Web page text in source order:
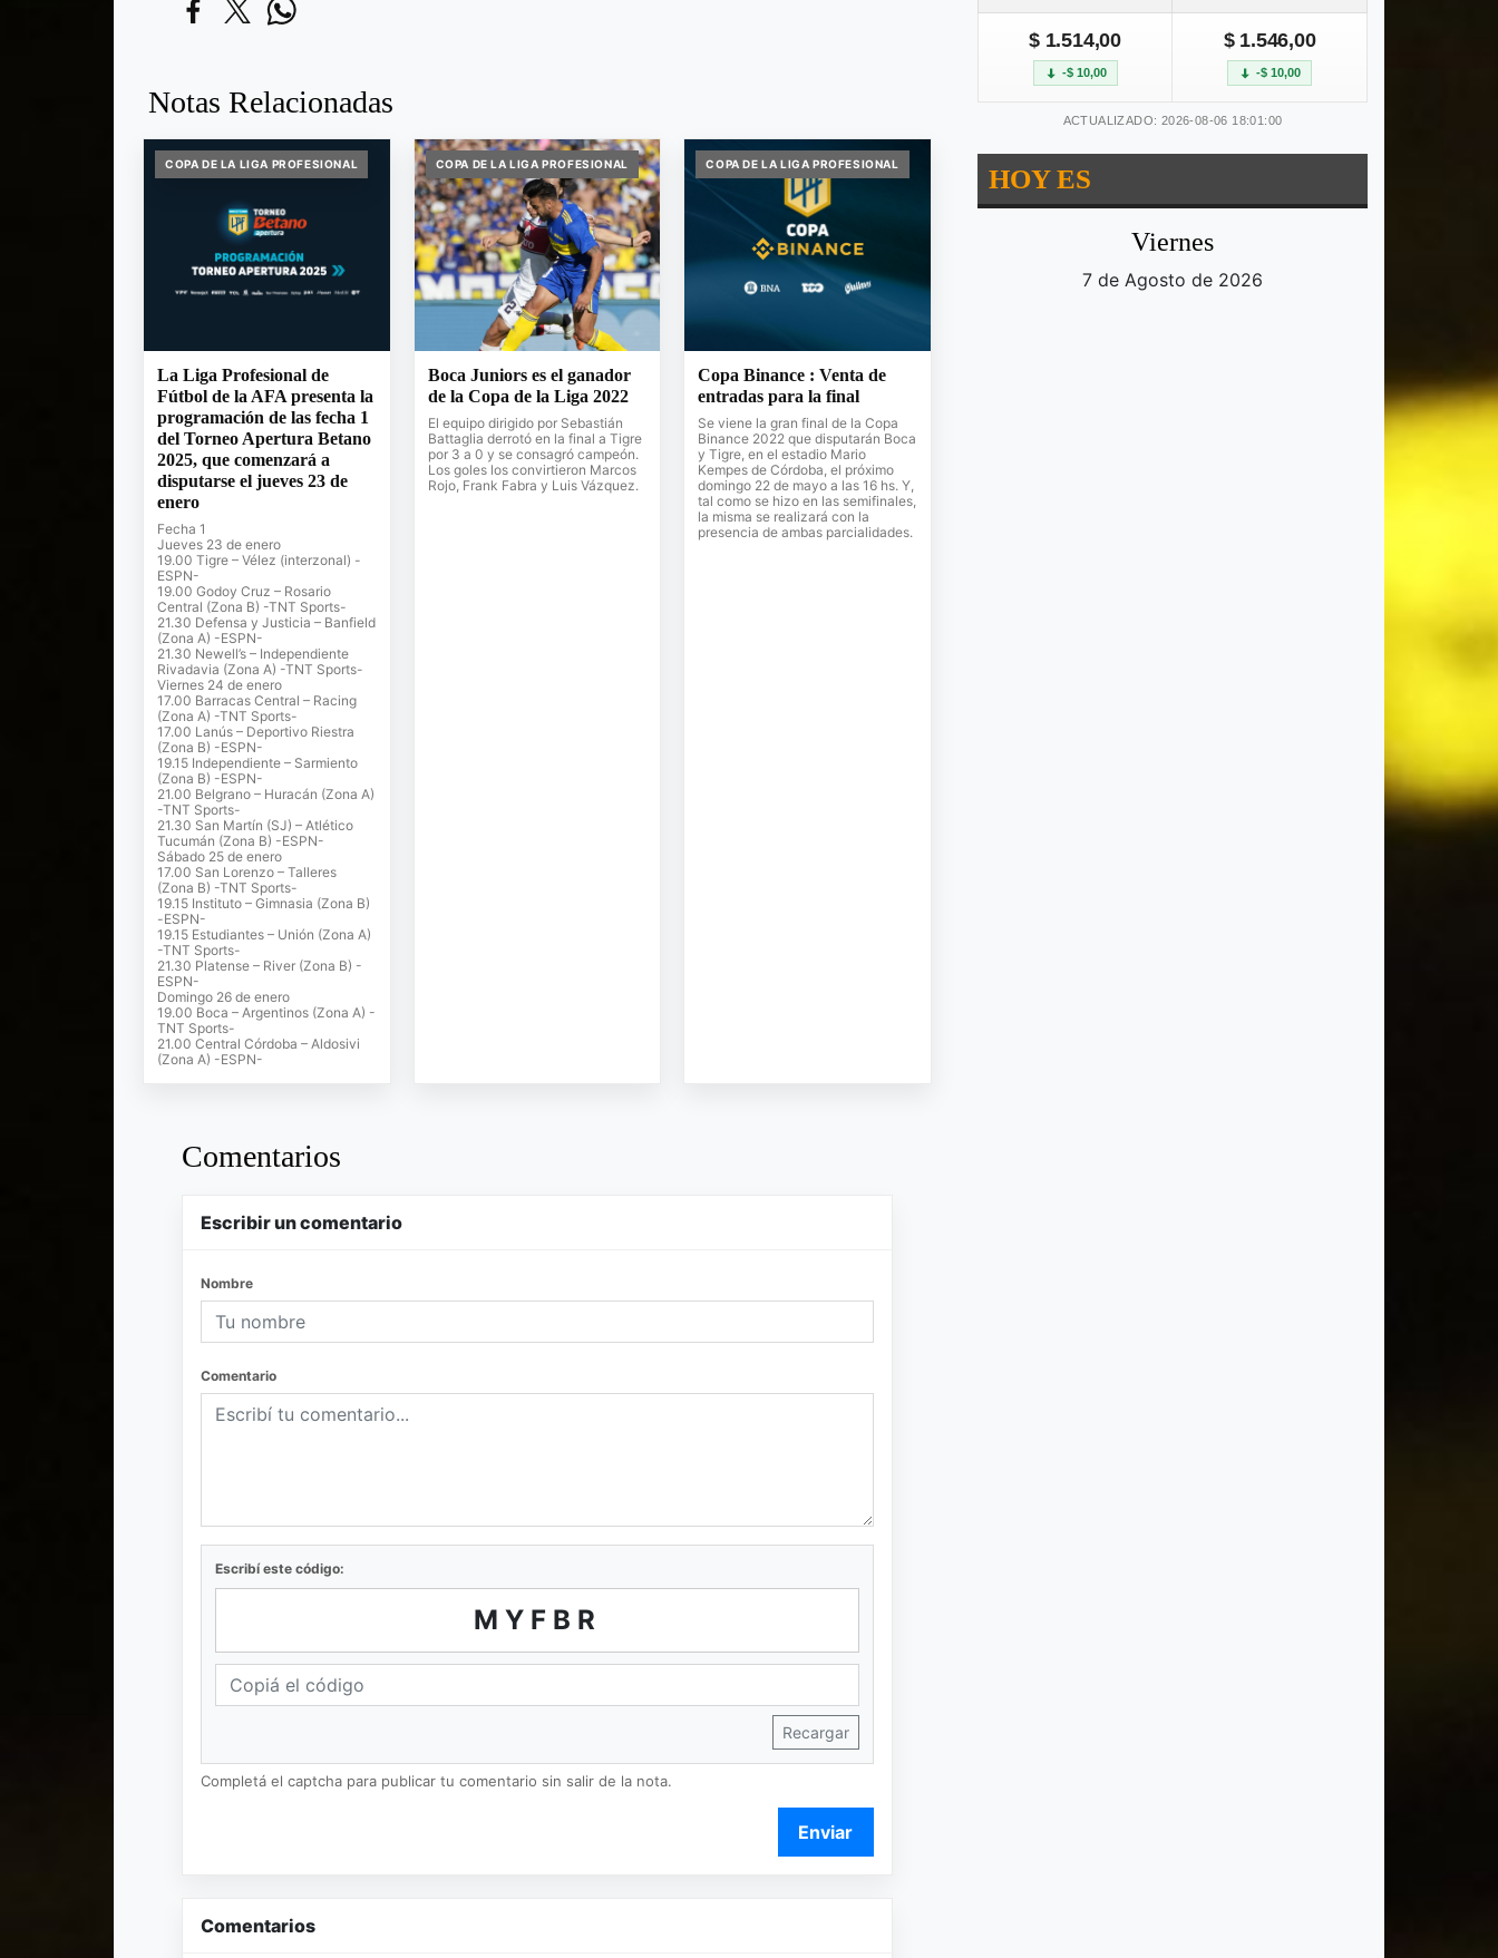
Notas Relacionadas
COPA DE LA LIGA PROFESIONAL
La Liga Profesional de
Fútbol de la AFA presenta la
programación de las fecha 1
del Torneo Apertura Betano
2025, que comenzará a
disputarse el jueves 23 de
enero
Fecha 1
Jueves 23 de enero
19.00 Tigre – Vélez (interzonal) -
ESPN-
19.00 Godoy Cruz – Rosario
Central (Zona B) -TNT Sports-
21.30 Defensa y Justicia – Banfield
(Zona A) -ESPN-
21.30 Newell’s – Independiente
Rivadavia (Zona A) -TNT Sports-
Viernes 24 de enero
17.00 Barracas Central – Racing
(Zona A) -TNT Sports-
17.00 Lanús – Deportivo Riestra
(Zona B) -ESPN-
19.15 Independiente – Sarmiento
(Zona B) -ESPN-
21.00 Belgrano – Huracán (Zona A)
-TNT Sports-
21.30 San Martín (SJ) – Atlético
Tucumán (Zona B) -ESPN-
Sábado 25 de enero
17.00 San Lorenzo – Talleres
(Zona B) -TNT Sports-
19.15 Instituto – Gimnasia (Zona B)
-ESPN-
19.15 Estudiantes – Unión (Zona A)
-TNT Sports-
21.30 Platense – River (Zona B) -
ESPN-
Domingo 26 de enero
19.00 Boca – Argentinos (Zona A) -
TNT Sports-
21.00 Central Córdoba – Aldosivi
(Zona A) -ESPN-
COPA DE LA LIGA PROFESIONAL
Boca Juniors es el ganador
de la Copa de la Liga 2022
El equipo dirigido por Sebastián
Battaglia derrotó en la final a Tigre
por 3 a 0 y se consagró campeón.
Los goles los convirtieron Marcos
Rojo, Frank Fabra y Luis Vázquez.
COPA DE LA LIGA PROFESIONAL
Copa Binance : Venta de
entradas para la final
Se viene la gran final de la Copa
Binance 2022 que disputarán Boca
y Tigre, en el estadio Mario
Kempes de Córdoba, el próximo
domingo 22 de mayo a las 16 hs. Y,
tal como se hizo en las semifinales,
la misma se realizará con la
presencia de ambas parcialidades.
Comentarios
Escribir un comentario
Nombre
Comentario
Escribí este código:
MYFBR
Recargar
Completá el captcha para publicar tu comentario sin salir de la nota.
Enviar
Comentarios
$ 1.514,00
-$ 10,00
$ 1.546,00
-$ 10,00
ACTUALIZADO: 2026-08-06 18:01:00
HOY ES
Viernes
7 de Agosto de 2026